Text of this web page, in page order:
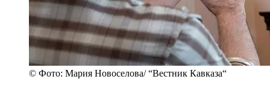
© Фото: Мария Новоселова/ “Вестник Кавказа“